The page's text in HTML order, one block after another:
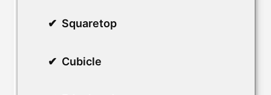
Squaretop
Cubicle